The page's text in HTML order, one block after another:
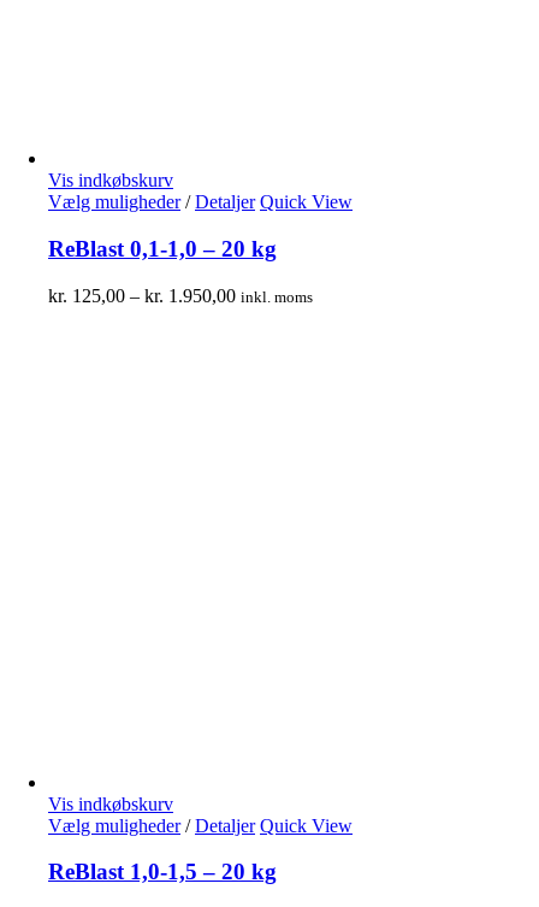
Vis indkøbskurv
Vælg muligheder/ Detaljer Quick View
ReBlast 0,1-1,0 – 20 kg
kr. 125,00 – kr. 1.950,00 inkl. moms
Vis indkøbskurv
Vælg muligheder/ Detaljer Quick View
ReBlast 1,0-1,5 – 20 kg